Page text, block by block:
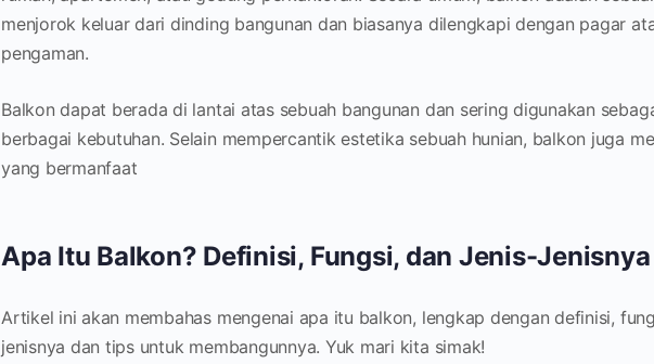
menjorok keluar dari dinding bangunan dan biasanya dilengkapi dengan pagar
pengaman.
Balkon dapat berada di lantai atas sebuah bangunan dan sering digunakan
berbagai kebutuhan. Selain mempercantik estetika sebuah hunian, balkon juga
yang bermanfaat
Apa Itu Balkon? Definisi, Fungsi, dan Jenis-Jenisnya
Artikel ini akan membahas mengenai apa itu balkon, lengkap dengan definisi,
jenisnya dan tips untuk membangunnya. Yuk mari kita simak!